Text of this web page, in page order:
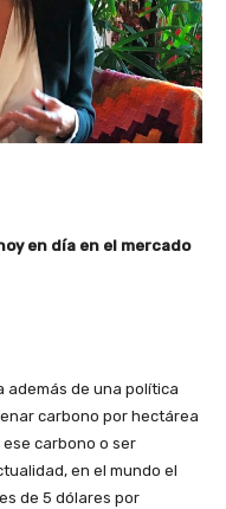
en día en el mercado
además de una política
carbono por hectárea
carbono o ser
en el mundo el
de 5 dólares por